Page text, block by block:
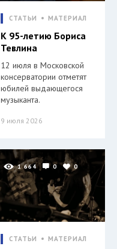
СТАТЬИ МАТЕРИАЛ
К 95-летию Бориса
Тевлина
12 июля в Московской
консерватории отметят
юбилей выдающегося
музыканта.
9 июля 2026
1 664 0 0
СТАТЬИ МАТЕРИАЛ